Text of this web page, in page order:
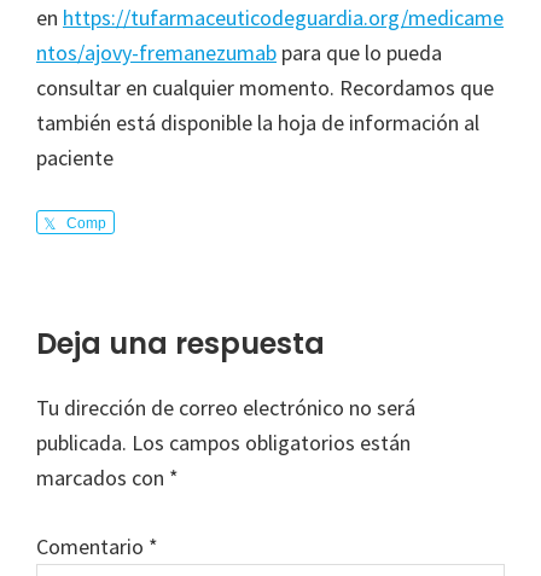
en https://tufarmaceuticodeguardia.org/medicame
ntos/ajovy-fremanezumab para que lo pueda
consultar en cualquier momento. Recordamos que
también está disponible la hoja de información al
paciente
Comp
Interacciones
los
lectores
Deja una respuesta
Tu dirección de correo electrónico no será
publicada. Los campos obligatorios están
marcados con *
Comentario *